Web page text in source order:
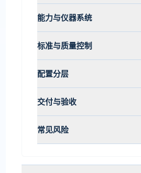
能力与仪器系统
标准与质量控制
配置分层
交付与验收
常见风险